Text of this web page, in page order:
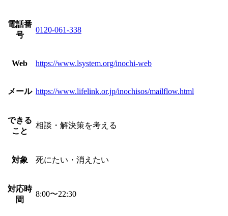
電話番
号
0120-061-338
Web https://www.lsystem.org/inochi-web
メール https://www.lifelink.or.jp/inochisos/mailflow.html
できる
こと
相談・解決策を考える
対象 死にたい・消えたい
対応時
間
8:00〜22:30